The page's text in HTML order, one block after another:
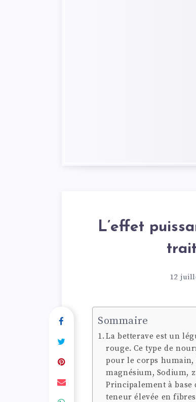
L’effet
12
Sommaire
La betterave est un
rouge. Ce type de
pour le corps humain,
magnésium, Sodium,
Principalement à base
teneur élevée en